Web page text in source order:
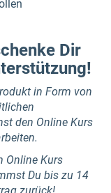
Dir
in Form von
den Online Kurs
Online Kurs
Du bis zu 14